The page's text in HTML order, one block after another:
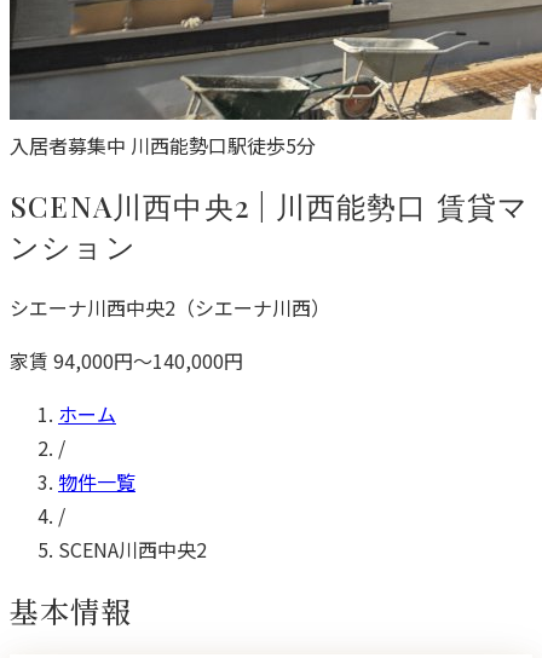
入居者募集中 川西能勢口駅徒歩5分
SCENA川西中央2 | 川西能勢口 賃貸マ
ンション
シエーナ川西中央2（シエーナ川西）
家賃 94,000円〜140,000円
ホーム
/
物件一覧
/
SCENA川西中央2
基本情報